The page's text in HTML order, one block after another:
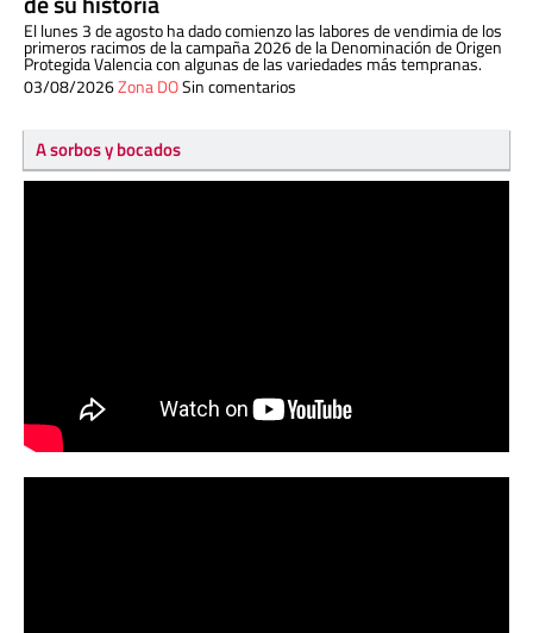
El lunes 3 de agosto ha dado comienzo las labores de vendimia de los
primeros racimos de la campaña 2026 de la Denominación de Origen
Protegida Valencia con algunas de las variedades más tempranas.
03/08/2026Zona DOSin comentarios
A sorbos y bocados